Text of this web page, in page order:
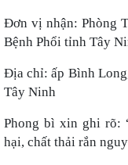
Đơn vị nhận: Phòng
Bệnh Phổi tỉnh Tây
Địa chỉ: ấp Bình
Tây Ninh
Phong bì xin ghi rõ:
hại, chất thải rắn